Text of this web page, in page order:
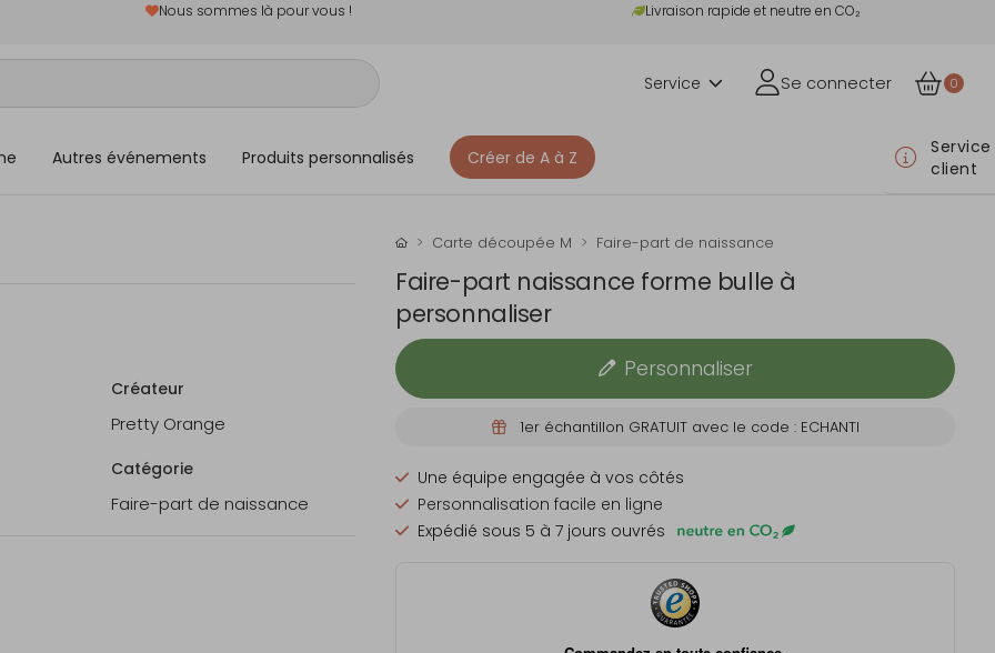
Nous sommes là pour vous ! Livraison rapide et neutre en CO₂
Service Se connecter 0
Autres événements Produits personnalisés Créer de A à Z
Service
client
Créateur
Pretty Orange
Catégorie
Faire-part de naissance
Carte découpée M Faire-part de naissance
Faire-part naissance forme bulle à
personnaliser
Personnaliser
1er échantillon GRATUIT avec le code : ECHANTI
Une équipe engagée à vos côtés
Personnalisation facile en ligne
Expédié sous 5 à 7 jours ouvrés